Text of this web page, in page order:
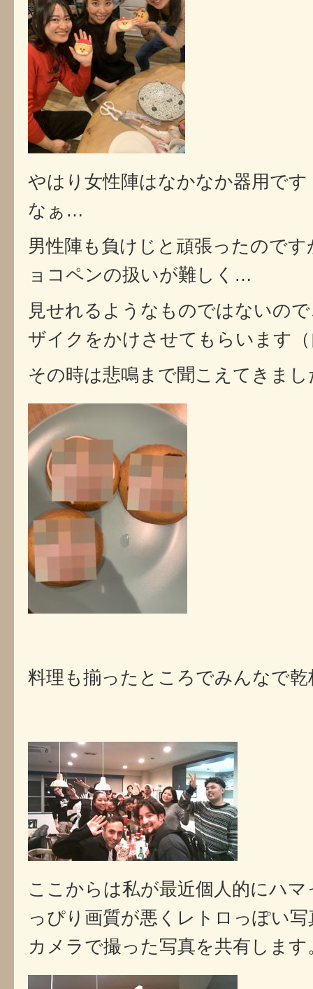
やはり女性陣はなかなか器用で
なぁ…
男性陣も負けじと頑張ったので
ョコペンの扱いが難しく…
見せれるようなものではないの
ザイクをかけさせてもらいます
その時は悲鳴まで聞こえてきまし
料理も揃ったところでみんなで乾
ここからは私が最近個人的にハ
っぴり画質が悪くレトロっぽい
カメラで撮った写真を共有します